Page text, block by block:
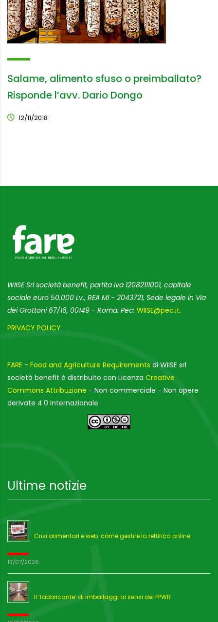
Salame, alimento sfuso o preimballato?
Risponde l’avv. Dario Dongo
12/11/2018
WIISE Srl società benefit, partita Iva 12082111001, capitale
sociale euro 50.000 i.v., REA MI - 2043721, Sede legale in Via
dei Grottoni 67/16, 00149 - Roma. Pec: WIISE@pec.it.
PRIVACY POLICY
FARE - Food and Agriculture Requirements di WIISE srl
società benefit è distribuito con Licenza Creative
Commons Attribuzione - Non commerciale - Non opere
derivate 4.0 Internazionale
Ultime notizie
Crisi alimentari e web: come gestire la rettifica online
13/07/2026
Il ‘fabbricante’ di imballaggi ai sensi del PPWR